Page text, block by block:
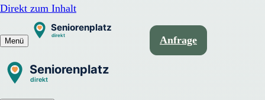
Direkt zum Inhalt
Menü Anfrage